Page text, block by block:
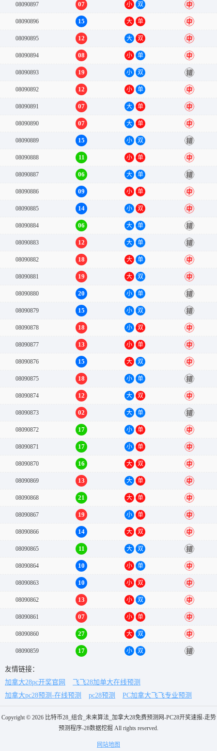
08090897 07 小 双 中
08090896 15 大 单 中
08090895 12 大 双 中
08090894 08 小 单 中
08090893 19 小 双 错
08090892 12 小 单 中
08090891 07 大 单 中
08090890 07 大 单 中
08090889 15 小 双 错
08090888 11 小 单 中
08090887 06 大 单 错
08090886 09 小 单 中
08090885 14 小 双 中
08090884 06 大 单 错
08090883 12 大 单 错
08090882 18 大 单 中
08090881 19 大 双 中
08090880 20 小 单 错
08090879 15 小 双 错
08090878 18 小 双 中
08090877 13 小 单 中
08090876 15 大 双 中
08090875 18 小 单 错
08090874 12 大 双 中
08090873 02 大 单 错
08090872 17 小 单 中
08090871 17 小 单 中
08090870 16 大 双 中
08090869 13 大 单 中
08090868 21 大 单 中
08090867 19 小 单 中
08090866 14 大 双 中
08090865 11 大 双 错
08090864 10 小 单 中
08090863 10 小 双 中
08090862 13 小 双 中
08090861 07 小 单 中
08090860 27 大 双 中
08090859 17 小 双 错
友情链接：
加拿大28pc开奖官网
飞飞28加单大在线预测
加拿大pc28预测-在线预测
pc28预测 PC加拿大飞飞专业预测
Copyright © 2026 比特币28_组合_未来算法_加拿大28免费预测网-PC28开奖速报-走势
预测程序-28数据挖掘 All rights reserved.
网站地图